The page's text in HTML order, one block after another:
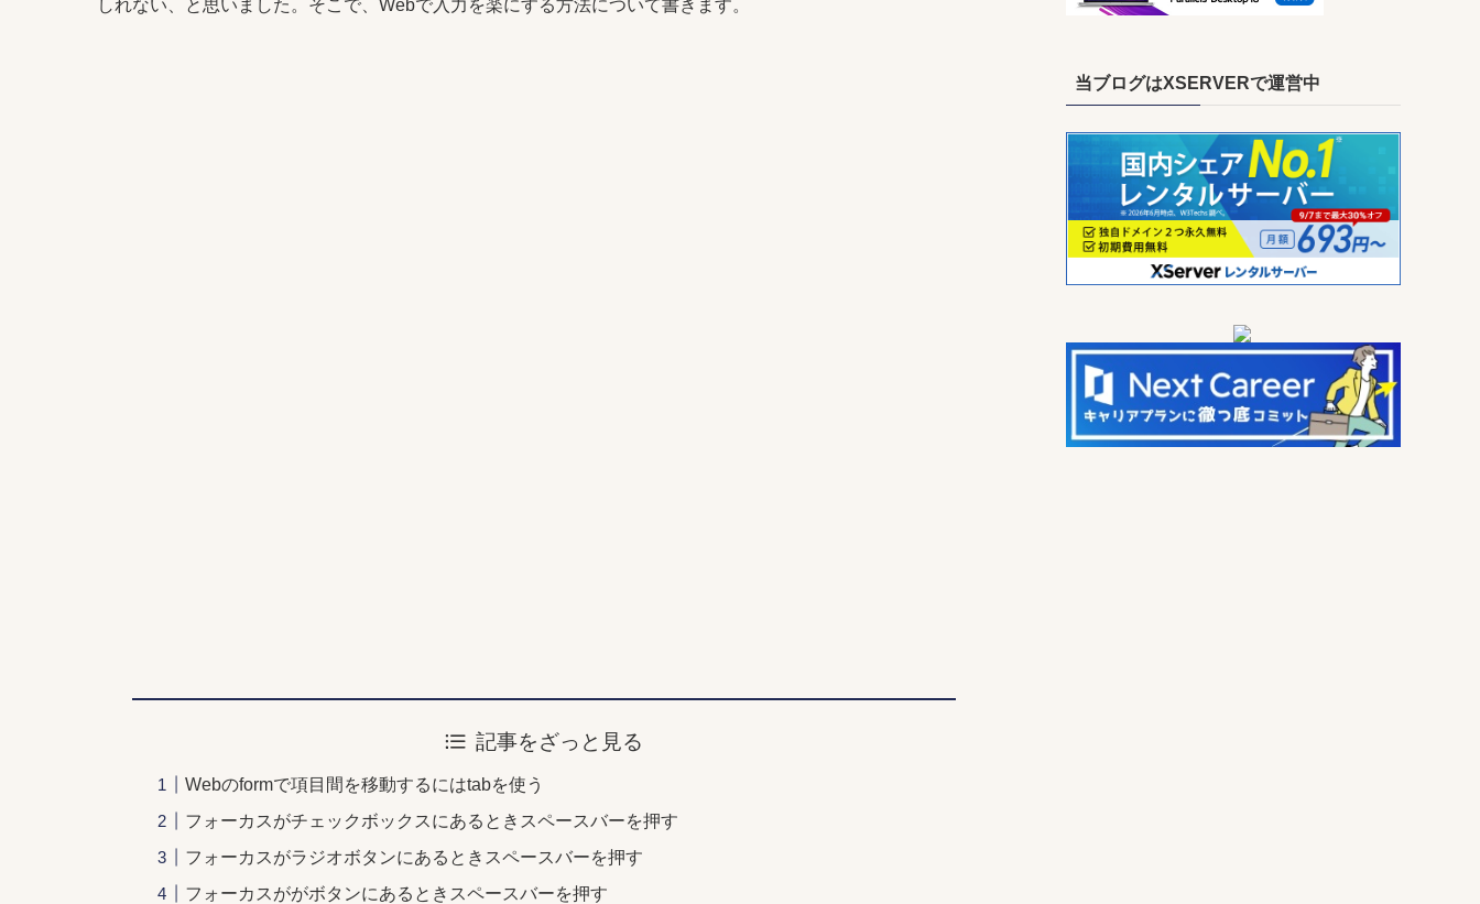
しれない、と思いました。そこで、Webで入力を楽にする方法について書きます。
記事をざっと見る
Webのformで項目間を移動するにはtabを使う
フォーカスがチェックボックスにあるときスペースバーを押す
フォーカスがラジオボタンにあるときスペースバーを押す
フォーカスががボタンにあるときスペースバーを押す
当ブログはXSERVERで運営中